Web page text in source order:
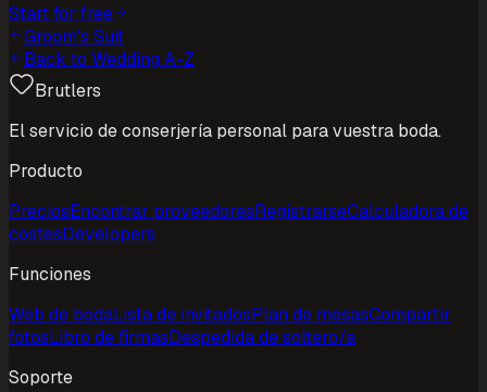
Start for free
Groom's Suit
Back to Wedding A-Z
Brutlers
El servicio de conserjería personal para vuestra boda.
Producto
PreciosEncontrar proveedoresRegistrarseCalculadora de
costesDevelopers
Funciones
Web de bodaLista de invitadosPlan de mesasCompartir
fotosLibro de firmasDespedida de soltero/a
Soporte